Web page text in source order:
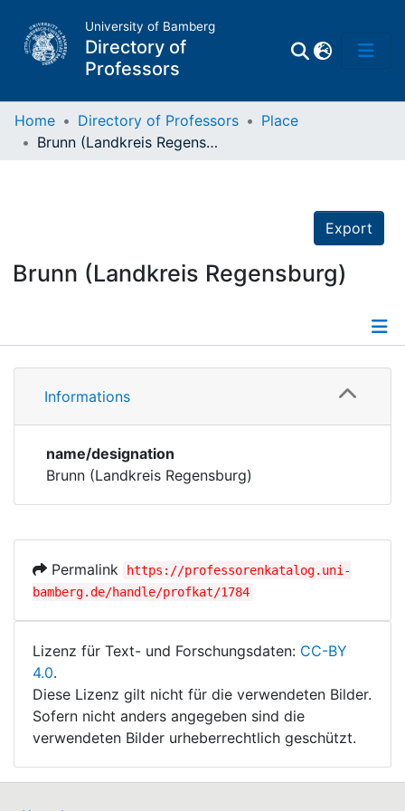
University of Bamberg
Directory of
Professors
Corporations
Historic matricle
Home Directory of Professors
Place
Brunn (Landkreis Regensburg)
Export
Brunn (Landkreis Regensburg)
Informations
Informations
name/designation
Brunn (Landkreis Regensburg)
Permalink
https://professorenkatalog.uni-
bamberg.de/handle/profkat/1784
Lizenz für Text- und Forschungsdaten: CC-BY
4.0.
Diese Lizenz gilt nicht für die verwendeten Bilder.
Sofern nicht anders angegeben sind die
verwendeten Bilder urheberrechtlich geschützt.